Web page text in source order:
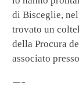
di Bisceglie,
trovato un
della Procura
associato
—–